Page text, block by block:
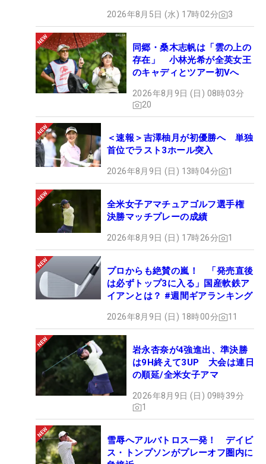
2026年8月5日 (水) 17時02分 3
同郷・桑木志帆は「雲の上の
存在」 小林光希が全英女王
のキャディとツアー初Vへ
2026年8月9日 (日) 08時03分
20
＜速報＞吉澤柚月が初優勝へ 単独
首位でラスト3ホール突入
2026年8月9日 (日) 13時04分 1
全米女子アマチュアゴルフ選手権
決勝マッチプレーの成績
2026年8月9日 (日) 17時26分 1
プロからも絶賛の嵐！ 「発売直後
は必ずトップ3に入る」国産軟鉄ア
イアンとは？ #週間ギアランキング
2026年8月9日 (日) 18時00分 11
岩永杏奈が4強進出、準決勝
は9H終えて3UP 大会は連日
の順延/全米女子アマ
2026年8月9日 (日) 09時39分
1
雪辱へアルバトロス一発！ デイビ
ス・トンプソンがプレーオフ圏内に